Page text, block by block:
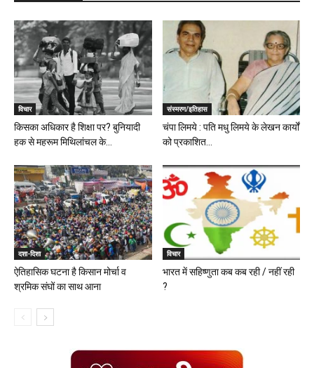
विचार
किसका अधिकार है शिक्षा पर? बुनियादी
हक से महरूम मिथिलांचल के...
संस्मरण/इतिहास
चंपा लिमये : पति मधु लिमये के लेखन कार्यों
को प्रकाशित...
दशा-दिशा
ऐतिहासिक घटना है किसान मोर्चा व
श्रमिक संघों का साथ आना
विचार
भारत में सहिष्णुता कब कब रही / नहीं रही
?